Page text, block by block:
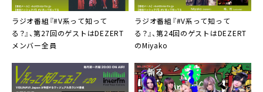
ラジオ番組『#V系って知って
る？』、第27回のゲストはDEZERT
メンバー全員
ラジオ番組『#V系って知って
る？』、第24回のゲストはDEZERT
のMiyako